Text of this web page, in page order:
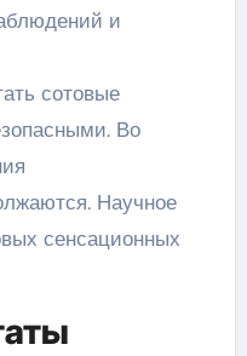
и
сотовые
Во
Научное
сенсационных